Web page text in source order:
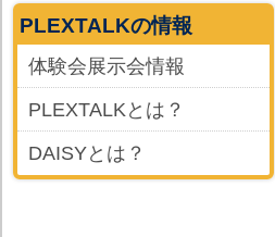
PLEXTALKの情報
体験会展示会情報
PLEXTALKとは？
DAISYとは？